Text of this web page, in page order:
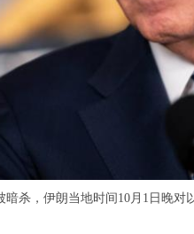
杀，伊朗当地时间10月1日晚